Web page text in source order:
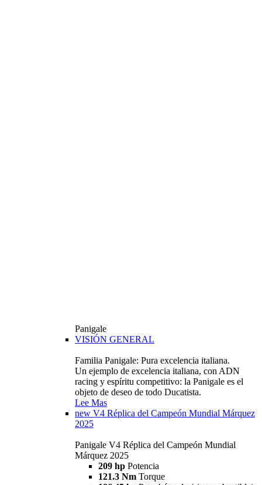
Panigale
VISIÓN GENERAL
Familia Panigale: Pura excelencia italiana.
Un ejemplo de excelencia italiana, con ADN
racing y espíritu competitivo: la Panigale es el
objeto de deseo de todo Ducatista.
Lee Mas
new V4 Réplica del Campeón Mundial Márquez
2025
Panigale V4 Réplica del Campeón Mundial
Márquez 2025
209 hp Potencia
121.3 Nm Torque